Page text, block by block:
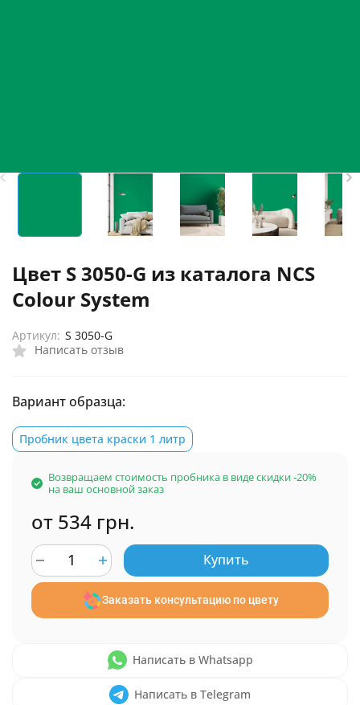
Цвет S 3050-G из каталога NCS
Colour System
Написать отзыв
Артикул: S 3050-G
Вариант образца:
Пробник цвета краски 1 литр
Возвращаем стоимость пробника в виде скидки -20%
на ваш основной заказ
от 534 грн.
Купить
Заказать консультацию по цвету
Написать в Whatsapp
Написать в Telegram